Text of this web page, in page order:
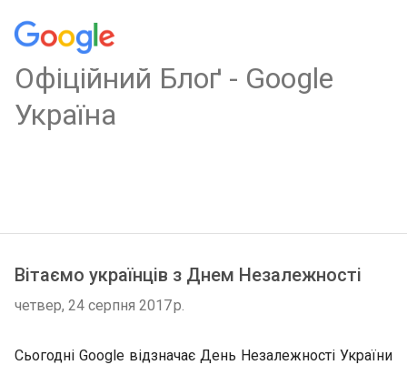
Oфіційний Блоґ - Google
Україна
Вітаємо українців з Днем Незалежності
четвер, 24 серпня 2017 р.
Сьогодні Google відзначає День Незалежності України